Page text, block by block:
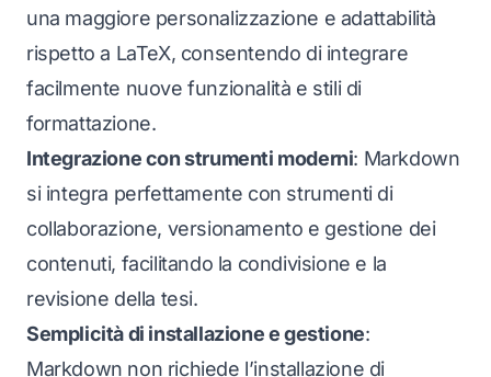
una maggiore personalizzazione e adattabilità
rispetto a LaTeX, consentendo di integrare
facilmente nuove funzionalità e stili di
formattazione.
Integrazione con strumenti moderni: Markdown
si integra perfettamente con strumenti di
collaborazione, versionamento e gestione dei
contenuti, facilitando la condivisione e la
revisione della tesi.
Semplicità di installazione e gestione:
Markdown non richiede l’installazione di